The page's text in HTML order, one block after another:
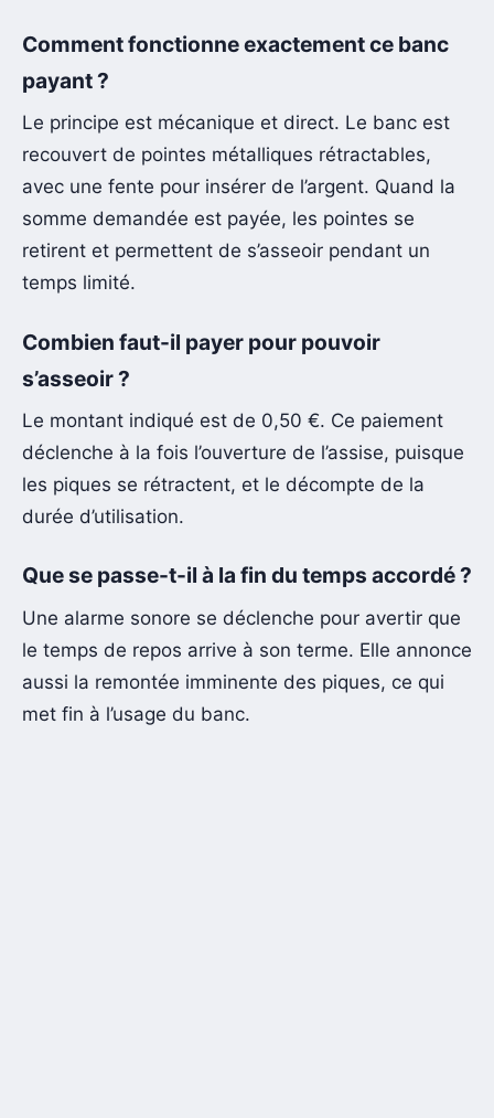
Comment fonctionne exactement ce banc
payant ?
Le principe est mécanique et direct. Le banc est
recouvert de pointes métalliques rétractables,
avec une fente pour insérer de l’argent. Quand la
somme demandée est payée, les pointes se
retirent et permettent de s’asseoir pendant un
temps limité.
Combien faut-il payer pour pouvoir
s’asseoir ?
Le montant indiqué est de 0,50 €. Ce paiement
déclenche à la fois l’ouverture de l’assise, puisque
les piques se rétractent, et le décompte de la
durée d’utilisation.
Que se passe-t-il à la fin du temps accordé ?
Une alarme sonore se déclenche pour avertir que
le temps de repos arrive à son terme. Elle annonce
aussi la remontée imminente des piques, ce qui
met fin à l’usage du banc.